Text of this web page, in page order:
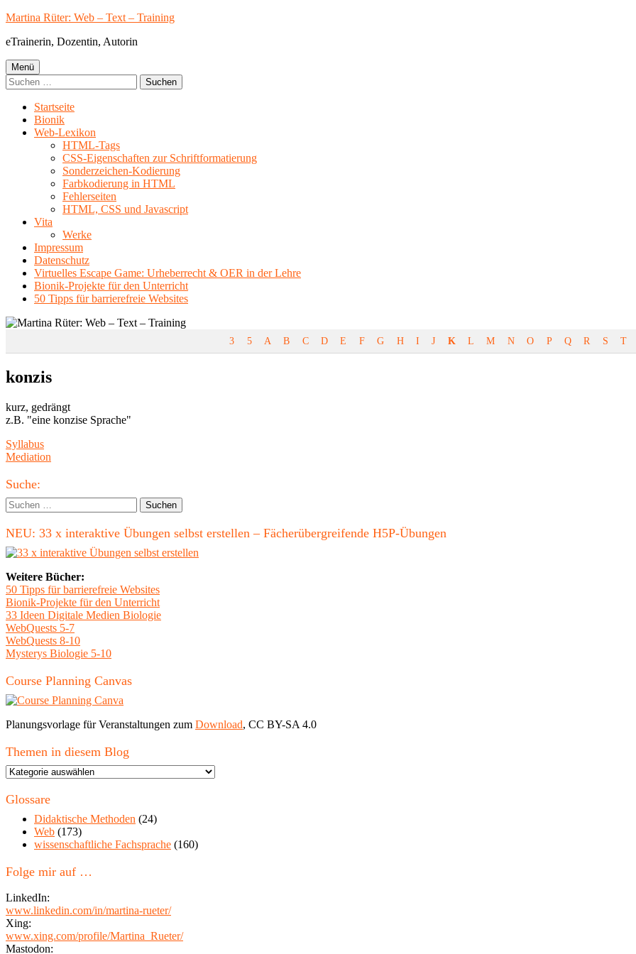
Springe
Inhalt
Martina Rüter: Web – Text – Training
eTrainerin, Dozentin, Autorin
Primäres
Menü
Menü
Suchen
nach:
Startseite
Bionik
Web-Lexikon
HTML-Tags
CSS-Eigenschaften zur Schriftformatierung
Sonderzeichen-Kodierung
Farbkodierung in HTML
Fehlerseiten
HTML, CSS und Javascript
Vita
Werke
Impressum
Datenschutz
Virtuelles Escape Game: Urheberrecht & OER in der Lehre
Bionik-Projekte für den Unterricht
50 Tipps für barrierefreie Websites
3 5 A B C D E F G H I J K L M N O P Q R S T
konzis
kurz, gedrängt
z.B. "eine konzise Sprache"
Beitragsnavigation
Vorheriger
Beitrag:
Syllabus
Nächster
Mediation
Haupt-
Seitenleiste
Suche:
Suchen
nach:
NEU: 33 x interaktive Übungen selbst erstellen – Fächerübergreifende H5P-Übungen
Weitere Bücher:
50 Tipps für barrierefreie Websites
Bionik-Projekte für den Unterricht
33 Ideen Digitale Medien Biologie
WebQuests 5-7
WebQuests 8-10
Mysterys Biologie 5-10
Course Planning Canvas
Planungsvorlage für Veranstaltungen zum Download, CC BY-SA 4.0
Themen in diesem Blog
Themen
diesem
Glossare
Didaktische Methoden (24)
Web (173)
wissenschaftliche Fachsprache (160)
Folge mir auf …
LinkedIn:
www.linkedin.com/in/martina-rueter/
Xing:
www.xing.com/profile/Martina_Rueter/
Mastodon: